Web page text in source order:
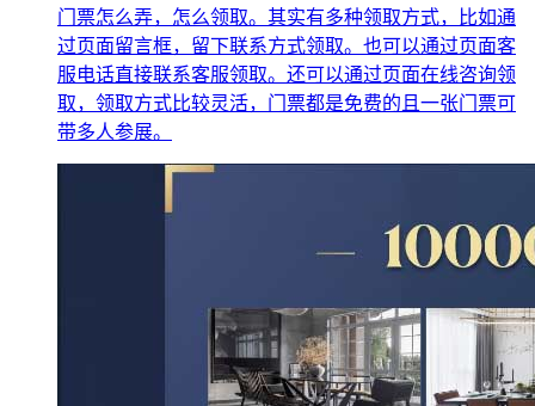
门票怎么弄，怎么领取。其实有多种领取方式，比如通
过页面留言框，留下联系方式领取。也可以通过页面客
服电话直接联系客服领取。还可以通过页面在线咨询领
取，领取方式比较灵活，门票都是免费的且一张门票可
带多人参展。